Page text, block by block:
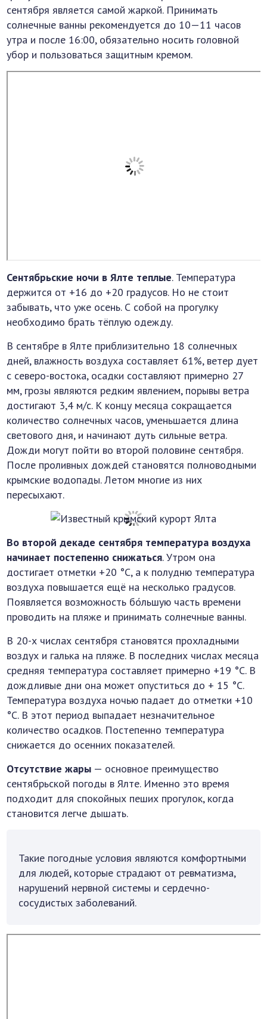
сентября является самой жаркой. Принимать
солнечные ванны рекомендуется до 10—11 часов
утра и после 16:00, обязательно носить головной
убор и пользоваться защитным кремом.
Сентябрьские ночи в Ялте теплые. Температура
держится от +16 до +20 градусов. Но не стоит
забывать, что уже осень. С собой на прогулку
необходимо брать тёплую одежду.
В сентябре в Ялте приблизительно 18 солнечных
дней, влажность воздуха составляет 61%, ветер дует
с северо-востока, осадки составляют примерно 27
мм, грозы являются редким явлением, порывы ветра
достигают 3,4 м/с. К концу месяца сокращается
количество солнечных часов, уменьшается длина
светового дня, и начинают дуть сильные ветра.
Дожди могут пойти во второй половине сентября.
После проливных дождей становятся полноводными
крымские водопады. Летом многие из них
пересыхают.
Во второй декаде сентября температура воздуха
начинает постепенно снижаться. Утром она
достигает отметки +20 °C, а к полудню температура
воздуха повышается ещё на несколько градусов.
Появляется возможность бо́льшую часть времени
проводить на пляже и принимать солнечные ванны.
В 20-х числах сентября становятся прохладными
воздух и галька на пляже. В последних числах месяца
средняя температура составляет примерно +19 °C. В
дождливые дни она может опуститься до + 15 °C.
Температура воздуха ночью падает до отметки +10
°C. В этот период выпадает незначительное
количество осадков. Постепенно температура
снижается до осенних показателей.
Отсутствие жары — основное преимущество
сентябрьской погоды в Ялте. Именно это время
подходит для спокойных пеших прогулок, когда
становится легче дышать.
Такие погодные условия являются комфортными
для людей, которые страдают от ревматизма,
нарушений нервной системы и сердечно-
сосудистых заболеваний.